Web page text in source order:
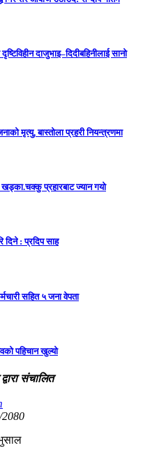
दाजुभाइ–दिदीबहिनीलाई सानो
मृत्यु, बास्तोला प्रहरी नियन्त्रणमा
प्रहारबाट ज्यान गयो
दिने : प्रदिप साह
सहित ५ जना वेपता
पहिचान खुल्यो
संचालित
2080